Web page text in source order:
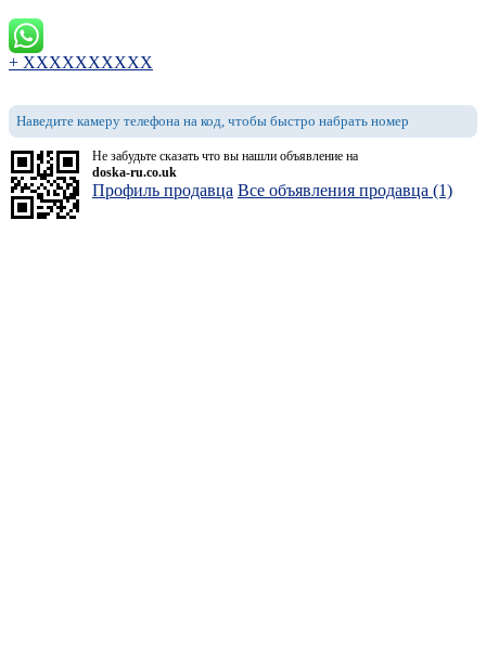
+ XXXXXXXXXX
Наведите камеру телефона на код, чтобы быстро набрать номер
Не забудьте сказать что вы нашли объявление на
doska-ru.co.uk
Профиль продавца Все объявления продавца (1)